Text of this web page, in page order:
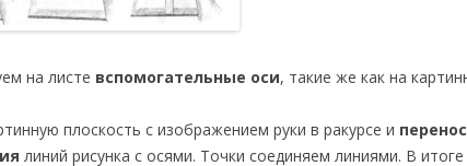
на листе вспомогательные оси, такие же как на
плоскость с изображением руки в ракурсе и
линий рисунка с осями. Точки соединяем линиями. В